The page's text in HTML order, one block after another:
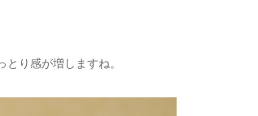
り感が増しますね。